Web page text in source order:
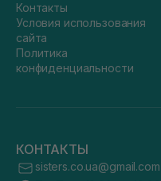
Контакты
Условия использования
сайта
Политика
конфиденциальности
КОНТАКТЫ
sisters.co.ua@gmail.com